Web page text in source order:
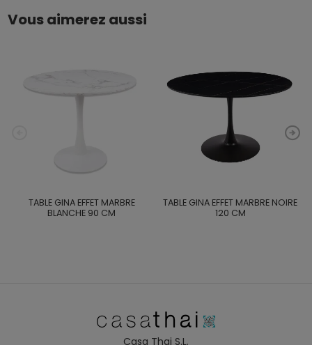
Vous aimerez aussi
TABLE GINA EFFET MARBRE
BLANCHE 90 CM
TABLE GINA EFFET MARBRE NOIRE
120 CM
Casa Thai S.L.